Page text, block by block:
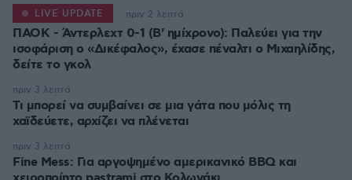
ΠΑΟΚ - Άντερλεχτ 0-1 (Β' ημίχρονο): Παλεύει για την
ισοφάριση ο «Δικέφαλος», έχασε πέναλτι ο Μιχαηλίδης,
LIVE UPDATE πριν 2 λεπτά
Τι μπορεί να συμβαίνει σε μια γάτα που μόλις τη
χαϊδεύετε, αρχίζει να πλένεται
πριν 3 λεπτά
Fine Mess: Για αργοψημένο αμερικανικό BBQ και
πριν 3 λεπτά